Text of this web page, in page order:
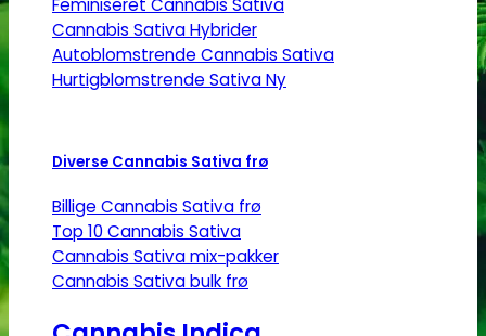
Feminiseret Cannabis Sativa
Cannabis Sativa Hybrider
Autoblomstrende Cannabis Sativa
Hurtigblomstrende Sativa
Diverse Cannabis Sativa frø
Billige Cannabis Sativa frø
Top 10 Cannabis Sativa
Cannabis Sativa mix-pakker
Cannabis Sativa bulk frø